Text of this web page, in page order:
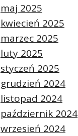
maj 2025
kwiecień 2025
marzec 2025
luty 2025
styczeń 2025
grudzień 2024
listopad 2024
październik 2024
wrzesień 2024